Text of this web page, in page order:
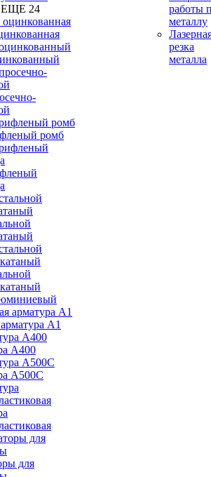
24
ромб
А1
А400
A500C
для
работы
металлу
резка
металла